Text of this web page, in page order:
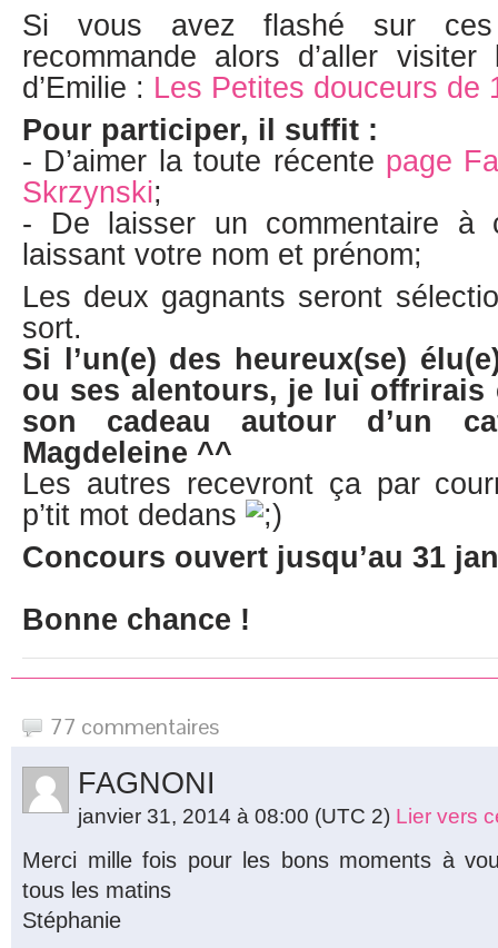
Si vous avez flashé sur
recommande alors d’aller
d’Emilie : Les Petites douceurs de
Pour participer, il suffit :
- D’aimer la toute récente page
Skrzynski;
- De laisser un commentaire à
laissant votre nom et prénom;
Les deux gagnants seront
sort.
Si l’un(e) des heureux(se)
ou ses alentours, je lui offrirais
son cadeau autour d’un
Magdeleine ^^
Les autres recevront ça par
p’tit mot dedans
Concours ouvert jusqu’au 31
Bonne chance !
77 commentaires
FAGNONI
janvier 31, 2014 à 08:00 (UTC 2) Lier vers
Merci mille fois pour les bons moments à
tous les matins
Stéphanie